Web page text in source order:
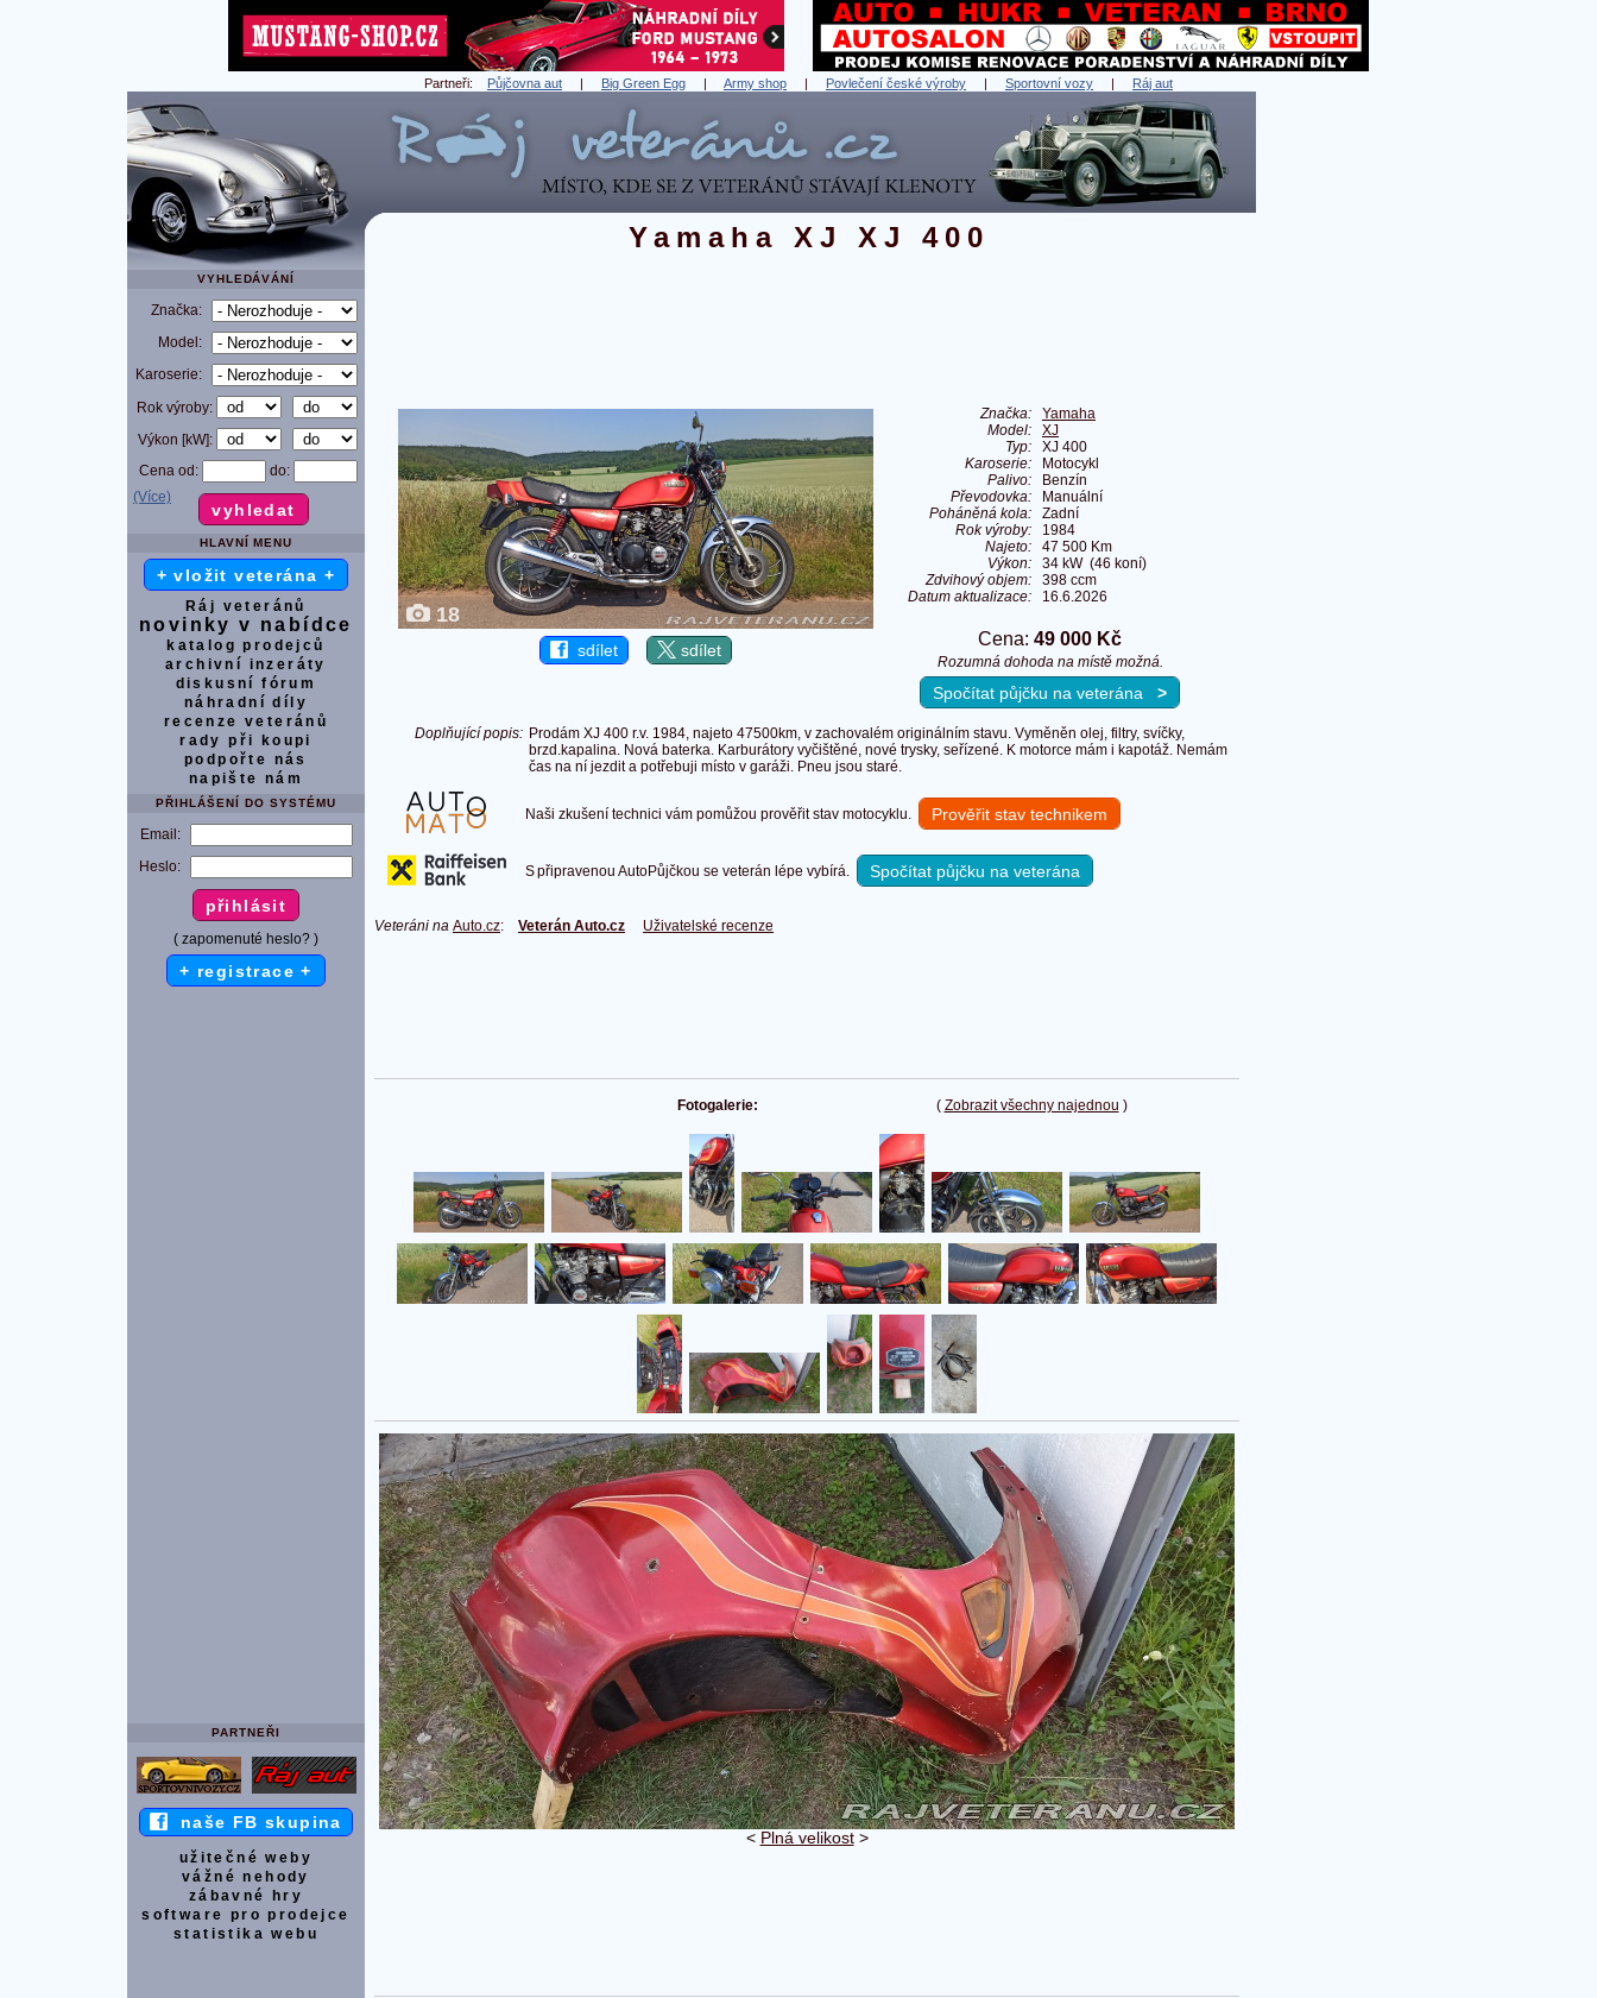
Partneři: Půjčovna aut | Big Green Egg | Army shop | Povlečení české výroby | Sportovní vozy | Ráj aut
Yamaha XJ XJ 400
VYHLEDÁVÁNÍ
Značka:
Model:
Karoserie:
Rok výroby:
Výkon [kW]:
Cena od:
do:
(Více)
HLAVNÍ MENU
+ vložit veterána +
Ráj veteránů
novinky v nabídce
katalog prodejců
archivní inzeráty
diskusní fórum
náhradní díly
recenze veteránů
rady při koupi
podpořte nás
napište nám
PŘIHLÁŠENÍ DO SYSTÉMU
Email:
Heslo:
( zapomenuté heslo? )
+ registrace +
PARTNEŘI
naše FB skupina
užitečné weby
vážné nehody
zábavné hry
software pro prodejce
statistika webu
18
sdílet sdílet
Značka:
Yamaha
Model:
XJ
Typ:
XJ 400
Karoserie:
Motocykl
Palivo:
Benzín
Převodovka:
Manuální
Poháněná kola:
Zadní
Rok výroby:
1984
Najeto:
47 500 Km
Výkon:
34 kW (46 koní)
Zdvihový objem:
398 ccm
Datum aktualizace:
16.6.2026
Cena: 49 000 Kč
Rozumná dohoda na místě možná.
Spočítat půjčku na veterána >
Doplňující popis: Prodám XJ 400 r.v. 1984, najeto 47500km, v zachovalém originálním stavu. Vyměněn olej, filtry, svíčky,
brzd.kapalina. Nová baterka. Karburátory vyčištěné, nové trysky, seřízené. K motorce mám i kapotáž. Nemám
čas na ní jezdit a potřebuji místo v garáži. Pneu jsou staré.
Naši zkušení technici vám pomůžou prověřit stav motocyklu. Prověřit stav technikem
S připravenou AutoPůjčkou se veterán lépe vybírá. Spočítat půjčku na veterána
Veteráni na Auto.cz: Veterán Auto.cz Uživatelské recenze
( Zobrazit všechny najednou )
Fotogalerie:
< Plná velikost>